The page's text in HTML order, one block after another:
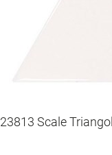
23813 Scale